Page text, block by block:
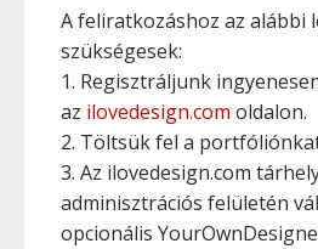
A feliratkozáshoz az alábbi
szükségesek:
1. Regisztráljunk
az ilovedesign.com oldalon.
2. Töltsük fel a
3. Az ilovedesign.com
adminisztrációs felületén
opcionális